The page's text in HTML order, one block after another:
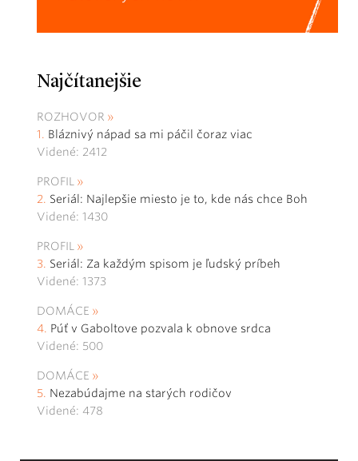
Najčítanejšie
ROZHOVOR
Bláznivý nápad sa mi páčil čoraz viac
Videné: 2412
PROFIL
Seriál: Najlepšie miesto je to, kde nás chce Boh
Videné: 1430
PROFIL
Seriál: Za každým spisom je ľudský príbeh
Videné: 1373
DOMÁCE
Púť v Gaboltove pozvala k obnove srdca
Videné: 500
DOMÁCE
Nezabúdajme na starých rodičov
Videné: 478